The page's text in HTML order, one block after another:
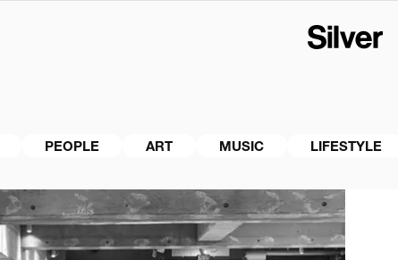
PEOPLE ART MUSIC LIFESTYLE